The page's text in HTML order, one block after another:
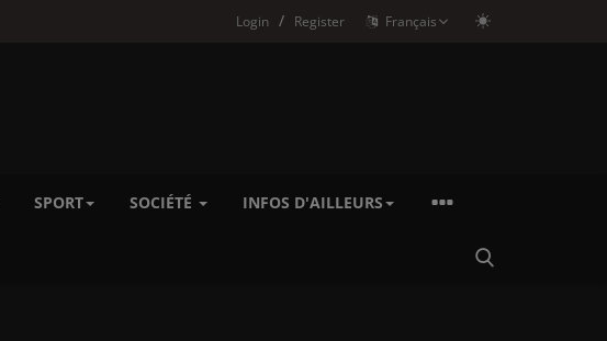
Login / Register Français
SPORT SOCIÉTÉ INFOS D'AILLEURS